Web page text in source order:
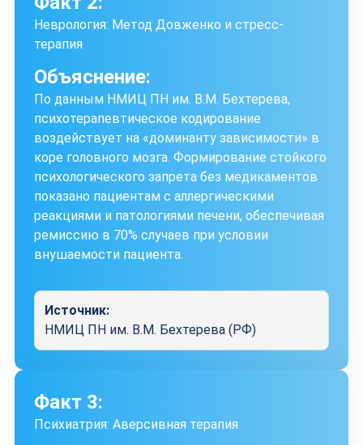
Неврология: Метод Довженко и стресс-
терапия
Объяснение:
По данным НМИЦ ПН им. В.М. Бехтерева,
психотерапевтическое кодирование
воздействует на «доминанту зависимости» в
коре головного мозга. Формирование стойкого
психологического запрета без медикаментов
показано пациентам с аллергическими
реакциями и патологиями печени, обеспечивая
ремиссию в 70% случаев при условии
внушаемости пациента.
Источник:
НМИЦ ПН им. В.М. Бехтерева (РФ)
Факт 3:
Психиатрия: Аверсивная терапия